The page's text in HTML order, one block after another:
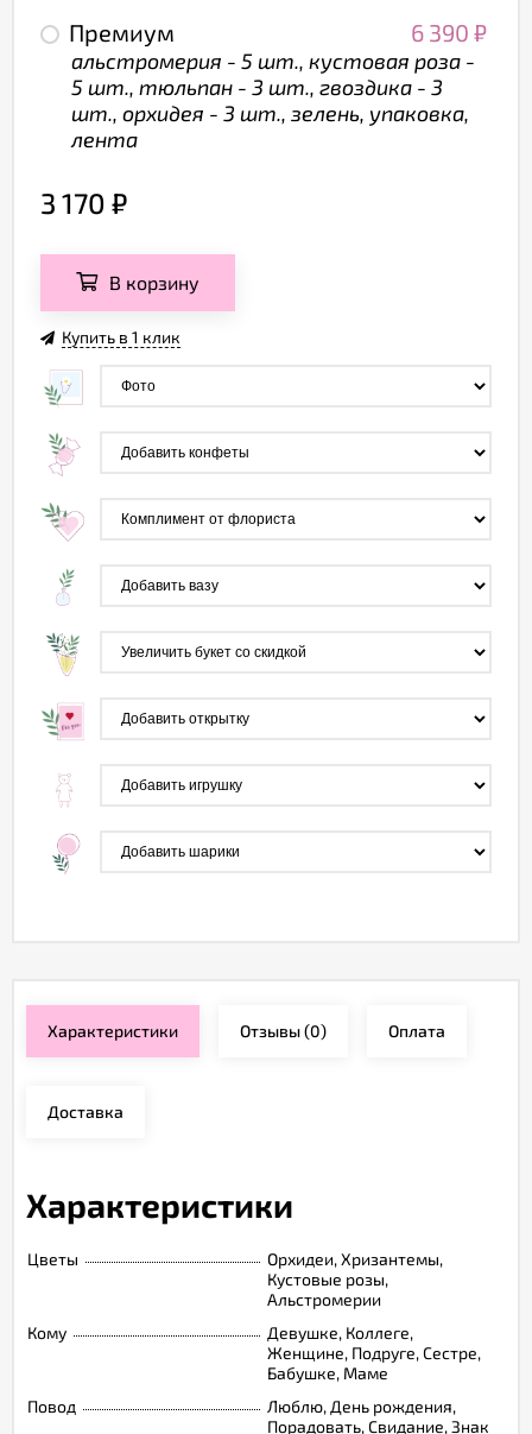
Премиум 6 390 ₽
альстромерия - 5 шт., кустовая роза -
5 шт., тюльпан - 3 шт., гвоздика - 3
шт., орхидея - 3 шт., зелень, упаковка,
лента
3 170 ₽
В корзину
Купить в 1 клик
Характеристики Отзывы(0) Оплата
Доставка
Характеристики
Цветы
Орхидеи, Хризантемы,
Кустовые розы,
Альстромерии
Кому
Девушке, Коллеге,
Женщине, Подруге, Сестре,
Бабушке, Маме
Повод
Люблю, День рождения,
Порадовать, Свидание, Знак